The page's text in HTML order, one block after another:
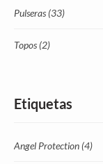
Pulseras (33)
Topos (2)
Etiquetas
Angel Protection (4)